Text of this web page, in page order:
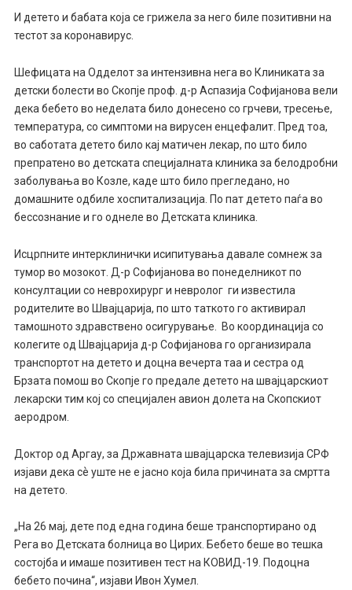
И детето и бабата која се грижела за него биле позитивни на
тестот за коронавирус.
Шефицата на Одделот за интензивна нега во Клиниката за
детски болести во Скопје проф. д-р Аспазија Софијанова вели
дека бебето во неделата било донесено со грчеви, тресење,
температура, со симптоми на вирусен енцефалит. Пред тоа,
во саботата детето било кај матичен лекар, по што било
препратено во детската специјалната клиника за белодробни
заболувања во Козле, каде што било прегледано, но
домашните одбиле хоспитализација. По пат детето паѓа во
бессознание и го однеле во Детската клиника.
Исцрпните интерклинички исипитувања давале сомнеж за
тумор во мозокот. Д-р Софијанова во понеделникот по
консултации со неврохирург и невролог ги известила
родителите во Швајцарија, по што таткото го активирал
тамошното здравствено осигурување. Во координација со
колегите од Швајцарија д-р Софијанова го организирала
транспортот на детето и доцна вечерта таа и сестра од
Брзата помош во Скопје го предале детето на швајцарскиот
лекарски тим кој со специјален авион долета на Скопскиот
аеродром.
Доктор од Аргау, за Државната швајцарска телевизија СРФ
изјави дека сѐ уште не е јасно која била причината за смртта
на детето.
„На 26 мај, дете под една година беше транспортирано од
Рега во Детската болница во Цирих. Бебето беше во тешка
состојба и имаше позитивен тест на КОВИД-19. Подоцна
бебето почина“, изјави Ивон Хумел.